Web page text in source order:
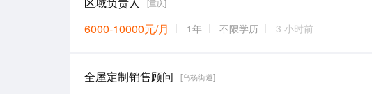
[重庆]
6000-10000元/月 1年 不限学历 3 小时前
全屋定制销售顾问 [乌杨街道]